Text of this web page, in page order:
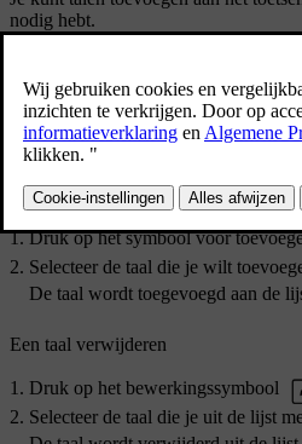
nodig hebt.
Ga naarSysteem→Languages and
Kies het toetsenbord dat je wilt
SelecteerLanguages.
Een taal toevoegen
Druk op het symbool voor
Selecteer de taal die je wilt
De taal wordt toegevoegd aan de
Een taal verwijderen
Druk op het bewerkingssymbool
Selecteer de taal die je uit de lijst